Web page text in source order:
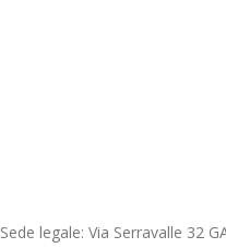
Sede legale: Via Serravalle 32